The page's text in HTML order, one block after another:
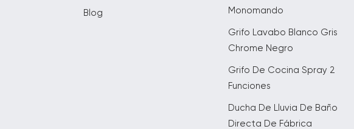
Blog
Monomando
Grifo Lavabo Blanco Gris
Chrome Negro
Grifo De Cocina Spray 2
Funciones
Ducha De Lluvia De Baño
Directa De Fábrica